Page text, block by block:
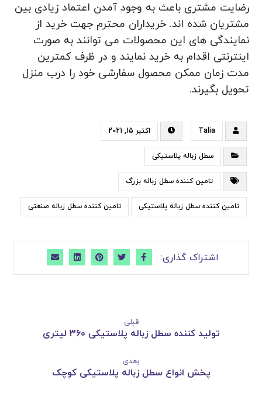
رضایت مشتری باعث به وجود آمدن اعتماد زیادی بین
مشتریان شده اند. خریداران محترم جهت خرید از
نمایندگی های این محصولات می توانند به صورت
اینترنتی اقدام به خرید نمایند و در ظرف کمترین
مدت زمان ممکن محصول سفارشی خود را درب منزل
تحویل بگیرند.
Talia اکتبر 15, 2021
سطل زباله پلاستیکی
تامین کننده سطل زباله بزرگ
تامین کننده سطل زباله پلاستیکی تامین کننده سطل زباله صنعتی
قبلی
تولید کننده سطل زباله پلاستیکی 360 لیتری
بعدی
پخش انواع سطل زباله پلاستیکی کوچک